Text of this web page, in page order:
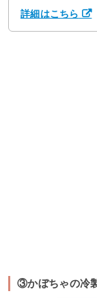
詳細はこちら
③かぼちゃの冷